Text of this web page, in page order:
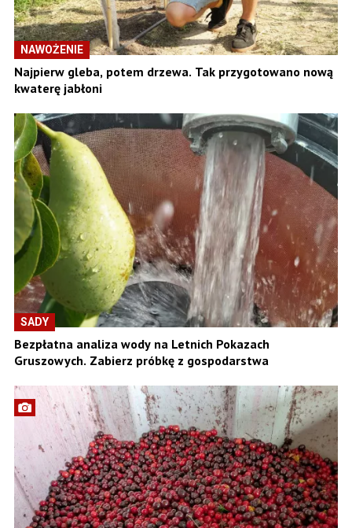
NAWOŻENIE
Najpierw gleba, potem drzewa. Tak przygotowano nową
kwaterę jabłoni
SADY
Bezpłatna analiza wody na Letnich Pokazach
Gruszowych. Zabierz próbkę z gospodarstwa